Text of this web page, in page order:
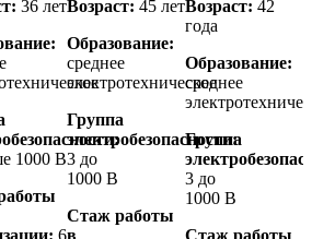
36 лет
1000 В
6
Возраст: 45 лет
Образование:
среднее
электротехническое
Группа
электробезопасности:
3 до
1000 В
Стаж работы
в
Возраст: 42
года
Образование:
среднее
Группа
3 до
1000 В
Стаж работы